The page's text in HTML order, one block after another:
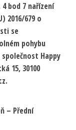
bod 7 nařízení
2016/679 o
se
pohybu
Happy
15, 30100
– Přední